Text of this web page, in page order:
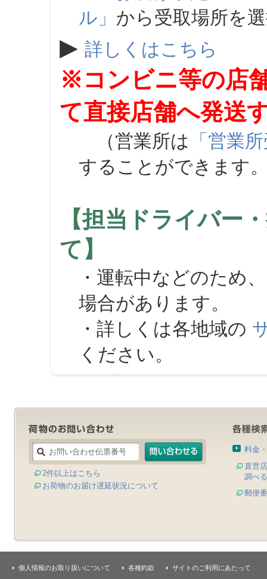
ル」 から受取場所を
▶ 詳しくはこちら
※コンビニ等の店
て直接店舗へ発送
（営業所は 「営業
することができます
【担当ドライバー
て】
・運転中などのため
場合があります。
・詳しくは各地域の
ください。
2件以上はこちら
お荷物のお届け遅延状況について
料金
直営
調べる
郵便
個人情報のお取り扱いについて 各種約款 サイトのご利用にあたって